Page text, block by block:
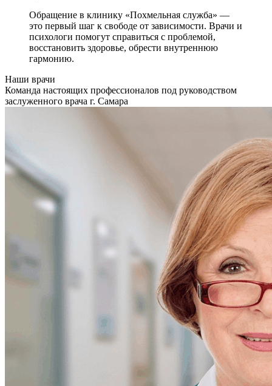
Обращение в клинику «Похмельная служба» —
это первый шаг к свободе от зависимости. Врачи и
психологи помогут справиться с проблемой,
восстановить здоровье, обрести внутреннюю
гармонию.
Наши врачи
Команда настоящих профессионалов под руководством
заслуженного врача г. Самара